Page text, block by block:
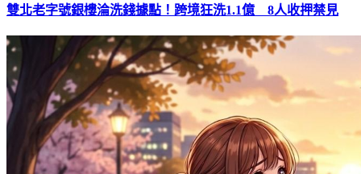
雙北老字號銀樓淪洗錢據點！跨境狂洗1.1億 8人收押禁見